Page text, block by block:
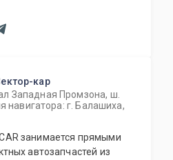
кар
Западная Промзона, ш.
навигатора: г. Балашиха,
занимается прямыми
автозапчастей из